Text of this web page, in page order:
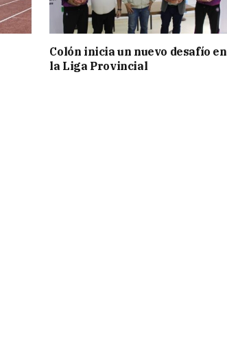
Colón inicia un nuevo desafío en
la Liga Provincial